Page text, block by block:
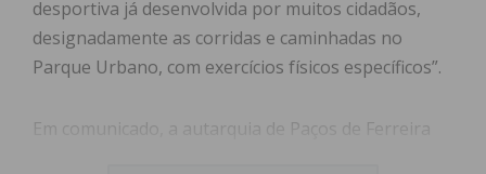
desportiva já desenvolvida por muitos cidadãos,
designadamente as corridas e caminhadas no
Parque Urbano, com exercícios físicos específicos”.
Em comunicado, a autarquia de Paços de Ferreira